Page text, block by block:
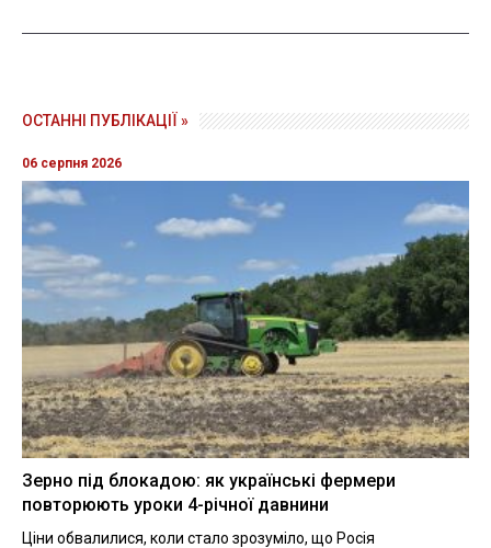
ОСТАННІ ПУБЛІКАЦІЇ »
06 серпня 2026
Зерно під блокадою: як українські фермери
повторюють уроки 4-річної давнини
Ціни обвалилися, коли стало зрозуміло, що Росія